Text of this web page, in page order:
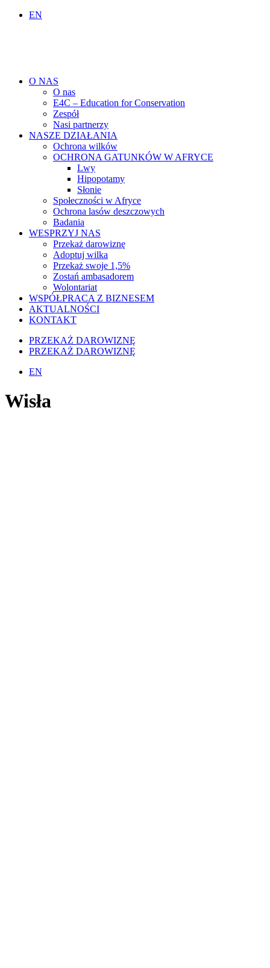
EN
O NAS
O nas
E4C – Education for Conservation
Zespół
Nasi partnerzy
NASZE DZIAŁANIA
Ochrona wilków
OCHRONA GATUNKÓW W AFRYCE
Lwy
Hipopotamy
Słonie
Społeczności w Afryce
Ochrona lasów deszczowych
Badania
WESPRZYJ NAS
Przekaż darowiznę
Adoptuj wilka
Przekaż swoje 1,5%
Zostań ambasadorem
Wolontariat
WSPÓŁPRACA Z BIZNESEM
AKTUALNOŚCI
KONTAKT
PRZEKAŻ DAROWIZNĘ
PRZEKAŻ DAROWIZNĘ
EN
Wisła